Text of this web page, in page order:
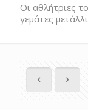
Oι αθλήτριες
γεμάτες